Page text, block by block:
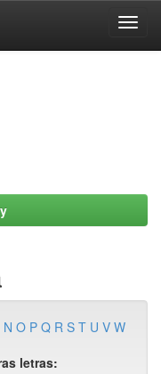
N O P Q R S T U V W
letras: